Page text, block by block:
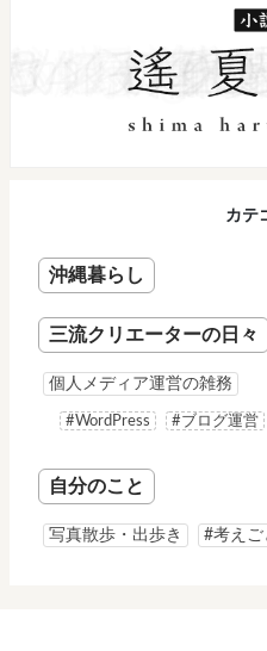
カテ
沖縄暮らし
三流クリエーターの日々
個人メディア運営の雑務
#WordPress #ブログ運営
自分のこと
写真散歩・出歩き #考えご